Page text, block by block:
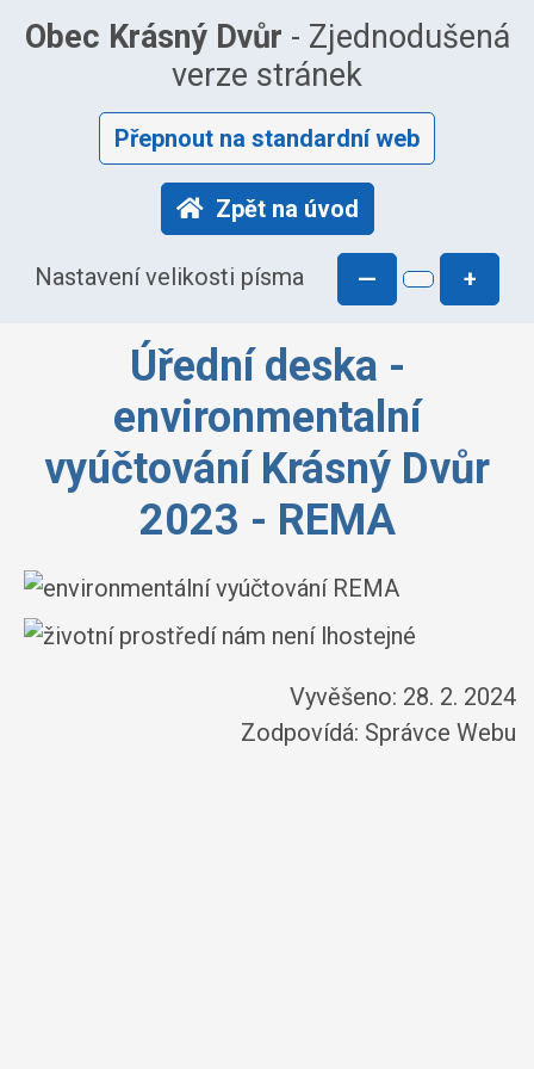
Obec Krásný Dvůr - Zjednodušená
verze stránek
Přepnout na standardní web
Zpět na úvod
Nastavení velikosti písma — +
Úřední deska -
environmentalní
vyúčtování Krásný Dvůr
2023 - REMA
Vyvěšeno: 28. 2. 2024
Zodpovídá: Správce Webu